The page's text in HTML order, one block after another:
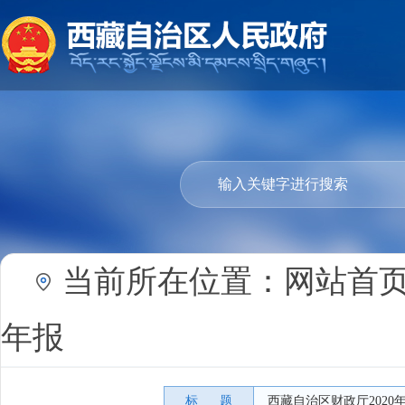
当前所在位置： 网站首
年报
标 题 西藏自治区财政厅2020